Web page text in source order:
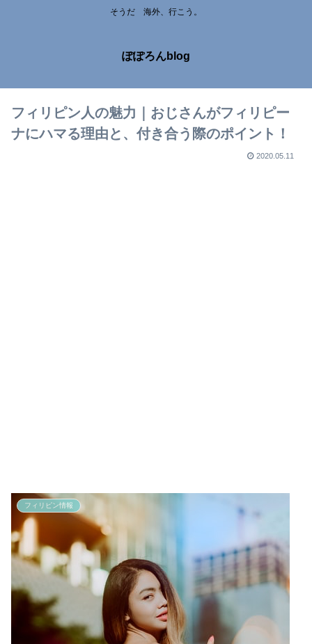
そうだ 海外、行こう。
ぽぽろんblog
フィリピン人の魅力｜おじさんがフィリピー
ナにハマる理由と、付き合う際のポイント！
2020.05.11
フィリピン情報